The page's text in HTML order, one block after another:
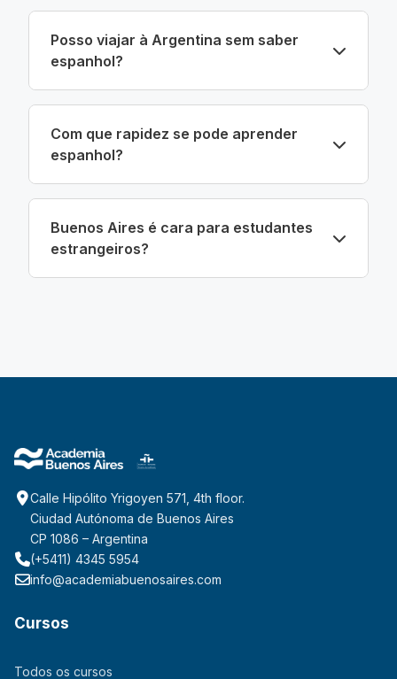
Posso viajar à Argentina sem saber
espanhol?
Com que rapidez se pode aprender
espanhol?
Buenos Aires é cara para estudantes
estrangeiros?
Calle Hipólito Yrigoyen 571, 4th floor.
Ciudad Autónoma de Buenos Aires
CP 1086 – Argentina
(+5411) 4345 5954
info@academiabuenosaires.com
Cursos
Todos os cursos